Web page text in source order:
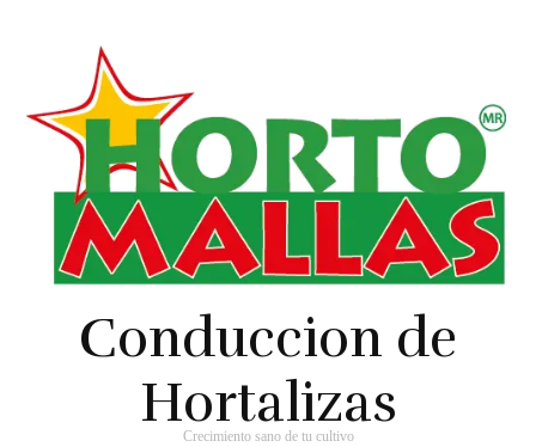
Conduccion de
Hortalizas
Crecimiento sano de tu cultivo